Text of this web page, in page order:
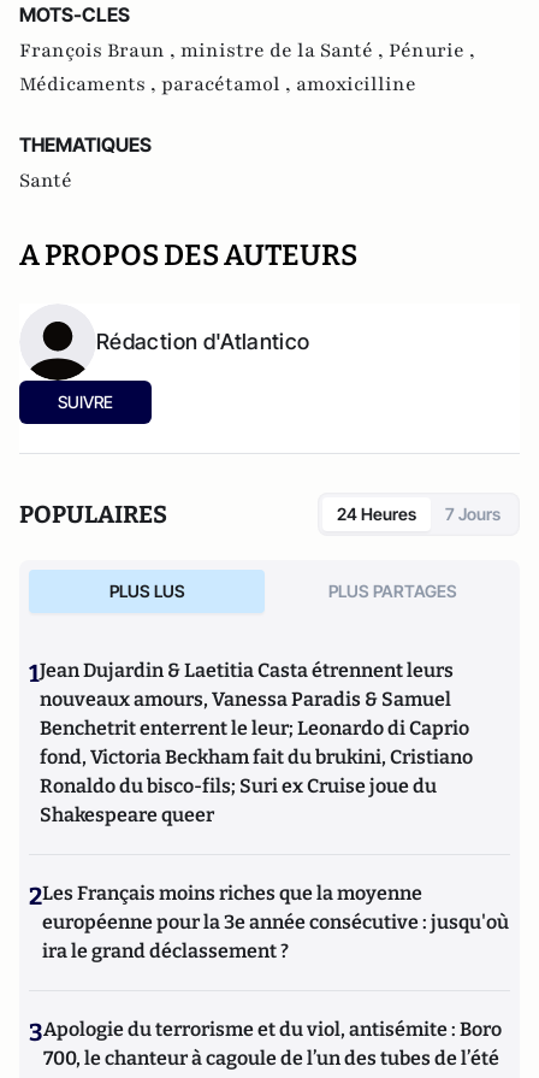
MOTS-CLES
François Braun , ministre de la Santé , Pénurie ,
Médicaments , paracétamol , amoxicilline
THEMATIQUES
Santé
A PROPOS DES AUTEURS
Rédaction d'Atlantico
SUIVRE
POPULAIRES 24 Heures 7 Jours
PLUS LUS PLUS PARTAGES
1Jean Dujardin & Laetitia Casta étrennent leurs
nouveaux amours, Vanessa Paradis & Samuel
Benchetrit enterrent le leur; Leonardo di Caprio
fond, Victoria Beckham fait du brukini, Cristiano
Ronaldo du bisco-fils; Suri ex Cruise joue du
Shakespeare queer
2Les Français moins riches que la moyenne
européenne pour la 3e année consécutive : jusqu'où
ira le grand déclassement ?
3Apologie du terrorisme et du viol, antisémite : Boro
700, le chanteur à cagoule de l’un des tubes de l’été